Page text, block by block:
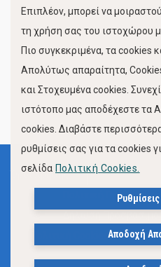
FOLLOW US
Όροι Χρήσης
Πολιτική
Πολιτική Cookies
Επιπλέον, μπορεί να
τη χρήση σας του ιστοχώρου
Πιο συγκεκριμένα, τα cookies
Απολύτως απαραίτητα,
και Στοχευμένα cookies.
ιστότοπο μας αποδέχεστε τα
cookies. Διαβάστε περισσότερα
ρυθμίσεις σας για τα cookies
σελίδα Πολιτική Cookies.
Αποδοχή